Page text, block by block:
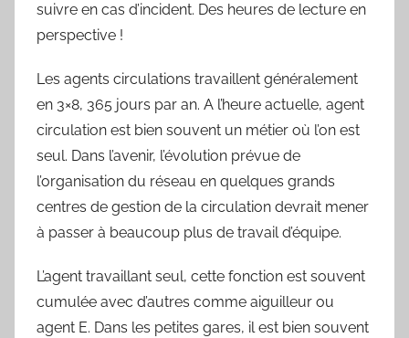
suivre en cas d’incident. Des heures de lecture en
perspective !
Les agents circulations travaillent généralement
en 3×8, 365 jours par an. A l’heure actuelle, agent
circulation est bien souvent un métier où l’on est
seul. Dans l’avenir, l’évolution prévue de
l’organisation du réseau en quelques grands
centres de gestion de la circulation devrait mener
à passer à beaucoup plus de travail d’équipe.
L’agent travaillant seul, cette fonction est souvent
cumulée avec d’autres comme aiguilleur ou
agent E. Dans les petites gares, il est bien souvent